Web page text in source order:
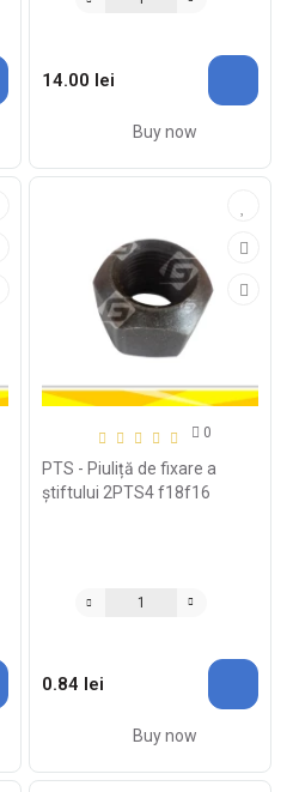
14.00 lei
Buy now
0
PTS - Piuliță de fixare a
știftului 2PTS4 f18f16
0.84 lei
Buy now